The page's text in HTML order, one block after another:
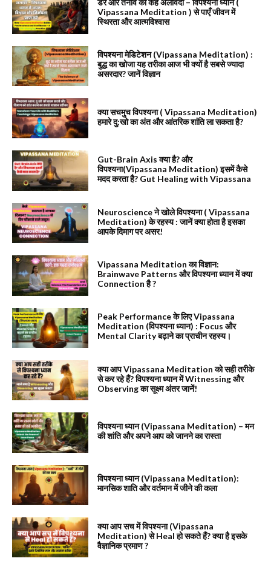
डर और तनाव को कहें अलविदा – विपश्यना ध्यान (
Vipassana Meditation ) से पाएँ जीवन में
स्थिरता और आत्मविश्वास
विपश्यना मेडिटेशन (Vipassana Meditation) :
बुद्ध का खोजा यह तरीका आज भी क्यों है सबसे ज्यादा
असरदार? जानें विज्ञान
क्या सचमुच विपश्यना ( Vipassana Meditation)
हमारे दु:खो का अंत और आंतरिक शांति ला सकता है?
Gut-Brain Axis क्या है? और
विपश्यना(Vipassana Meditation) इसमें कैसे
मदद करता है? Gut Healing with Vipassana
Neuroscience ने खोले विपश्यना ( Vipassana
Meditation) के रहस्य : जानें क्या होता है इसका
आपके दिमाग पर असर!
Vipassana Meditation का विज्ञान:
Brainwave Patterns और विपश्यना ध्यान में क्या
Connection है ?
Peak Performance के लिए Vipassana
Meditation (विपश्यना ध्यान) : Focus और
Mental Clarity बढ़ाने का प्राचीन रहस्य।
क्या आप Vipassana Meditation को सही तरीके
से कर रहे हैं? विपश्यना ध्यान में Witnessing और
Observing का सूक्ष्म अंतर जानें!
विपश्यना ध्यान (Vipassana Meditation) – मन
की शांति और अपने आप को जानने का रास्ता
विपश्यना ध्यान (Vipassana Meditation):
मानसिक शाति और वर्तमान में जीने की कला
क्या आप सच में विपश्यना (Vipassana
Meditation) से Heal हो सकते हैं? क्या है इसके
वैज्ञानिक प्रमाण ?